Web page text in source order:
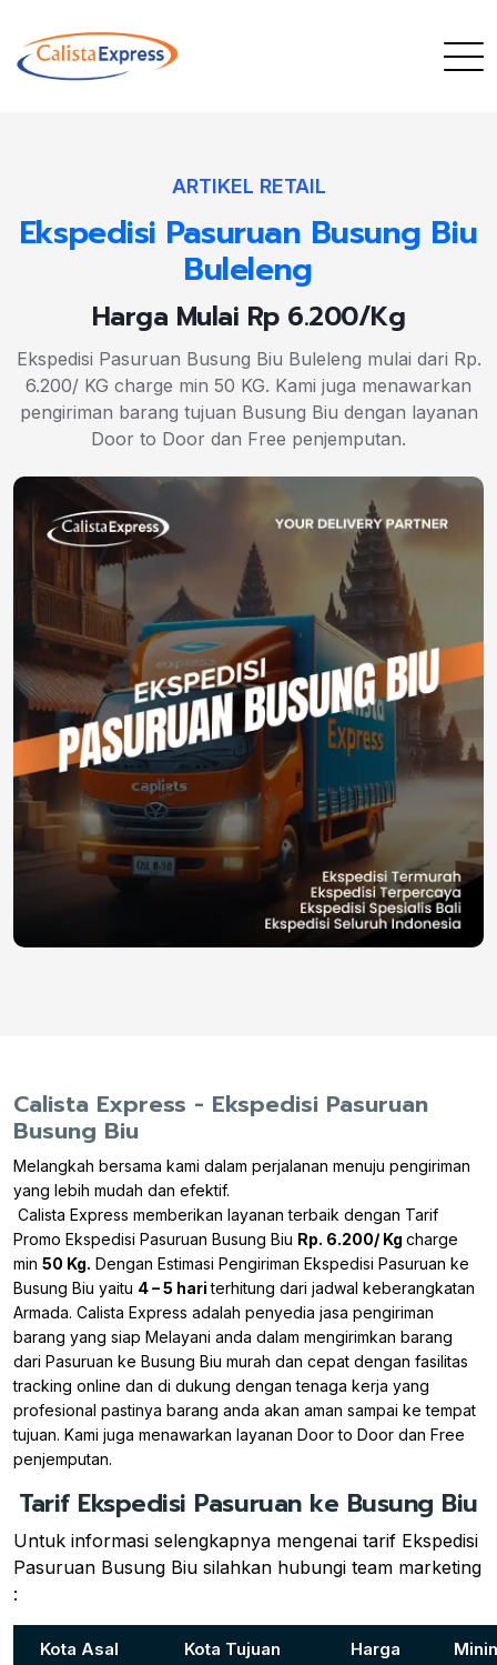
ARTIKEL RETAIL
Ekspedisi Pasuruan Busung Biu
Buleleng
Harga Mulai Rp 6.200/Kg
Ekspedisi Pasuruan Busung Biu Buleleng mulai dari Rp.
6.200/ KG charge min 50 KG. Kami juga menawarkan
pengiriman barang tujuan Busung Biu dengan layanan
Door to Door dan Free penjemputan.
Calista Express - Ekspedisi Pasuruan
Busung Biu
Melangkah bersama kami dalam perjalanan menuju pengiriman
yang lebih mudah dan efektif.
Calista Express memberikan layanan terbaik dengan Tarif
Promo Ekspedisi Pasuruan Busung Biu Rp. 6.200/ Kg charge
min 50 Kg. Dengan Estimasi Pengiriman Ekspedisi Pasuruan ke
Busung Biu yaitu 4 – 5 hariterhitung dari jadwal keberangkatan
Armada. Calista Express adalah penyedia jasa pengiriman
barang yang siap Melayani anda dalam mengirimkan barang
dari Pasuruan ke Busung Biu murah dan cepat dengan fasilitas
tracking online dan di dukung dengan tenaga kerja yang
profesional pastinya barang anda akan aman sampai ke tempat
tujuan. Kami juga menawarkan layanan Door to Door dan Free
penjemputan.
Tarif Ekspedisi Pasuruan ke Busung Biu
Untuk informasi selengkapnya mengenai tarif Ekspedisi
Pasuruan Busung Biu silahkan hubungi team marketing
:
Kota Asal Kota Tujuan Harga